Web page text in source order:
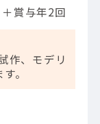
賞与年2回
作、モデリ
。